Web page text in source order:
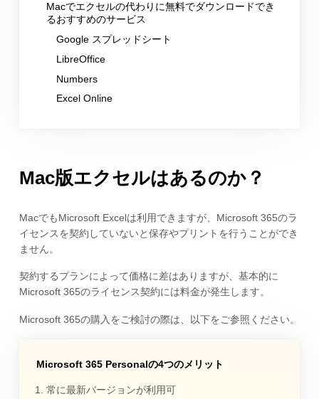
Macでエクセルの代わりに無料でダウンロードでき
るおすすめのサービス
Google スプレッドシート
LibreOffice
Numbers
Excel Online
Mac版エクセルはあるのか？
MacでもMicrosoft Excelは利用できますが、Microsoft 365のラ
イセンスを契約していないと保存やプリントを行うことができ
ません。
契約するプランによって価格に差はありますが、基本的に
Microsoft 365のライセンス契約には料金が発生します。
Microsoft 365の購入をご検討の際は、以下をご参照ください。
Microsoft 365 Personalの4つのメリット
常に最新バージョンが利用可